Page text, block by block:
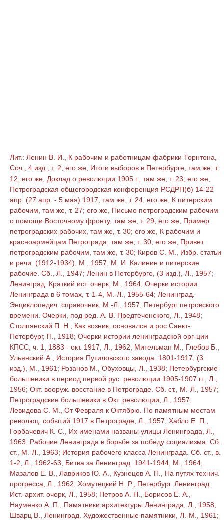
Лит.: Ленин В. И., К рабочим и работницам фабрики Торнтона,
Соч., 4 изд., т. 2; его же, Итоги выборов в Петербурге, там же, т.
12; его же, Доклад о революции 1905 г., там же, т. 23; его же,
Петроградская общегородская конференция РСДРП(б) 14-22
апр. (27 апр. - 5 мая) 1917, там же, т. 24; его же, К питерским
рабочим, там же, т. 27; его же, Письмо петроградским рабочим
о помощи Восточному фронту, там же, т. 29; его же, Пример
петроградских рабочих, там же, т. 30; его же, К рабочим и
красноармейцам Петрограда, там же, т. 30; его же, Привет
петроградским рабочим, там же, т. 30; Киров С. М., Избр. статьи
и речи. (1912-1934), М., 1957; М. И. Калинин и питерские
рабочие. Сб., Л., 1947; Ленин в Петербурге, (3 изд.), Л., 1957;
Ленинград. Краткий ист. очерк, М., 1964; Очерки истории
Ленинграда в 6 томах, т. 1-4, М.-Л., 1955-64; Ленинград.
Энциклопедич. справочник, М.-Л., 1957; Петербург петровского
времени. Очерки, под ред. А. В. Предтеченского, Л., 1948;
Столпянский П. Н., Как возник, основался и рос Санкт-
Петербург, П., 1918; Очерки истории ленинградской орг-ции
КПСС, ч. 1, 1883 - окт. 1917, Л., 1962; Мительман М., Глебов Б.,
Ульянский А., История Путиловского завода. 1801-1917, (3
изд.), М., 1961; Розанов М., Обуховцы, Л., 1938; Петербургские
большевики в период первой рус. революции 1905-1907 гг., Л.,
1956; Окт. вооруж. восстание в Петрограде. Сб. ст., М.-Л., 1957;
Петроградские большевики в Окт. революции, Л., 1957;
Левидова С. М., От Февраля к Октябрю. По памятным местам
революц. событий 1917 в Петрограде, Л., 1957; Хабло Е. П.,
Горбачевич К. С., Их именами названы улицы Ленинграда, Л.,
1963; Рабочие Ленинграда в борьбе за победу социализма. Сб.
ст., М.-Л., 1963; История рабочего класса Ленинграда. Сб. ст., в.
1-2, Л., 1962-63; Битва за Ленинград. 1941-1944, М., 1964;
Мазалов Е. В., Лавриков Ю. A., Кузнецов А. П., На путях технич.
прогресса, Л., 1962; Хомутецкий Н. P., Петербург. Ленинград.
Ист.-архит. очерк, Л., 1958; Петров А. Н., Борисов Е. A.,
Науменко А. П., Памятники архитектуры Ленинграда, Л., 1958;
Шварц В., Ленинград. Художественные памятники, Л.-М., 1961;